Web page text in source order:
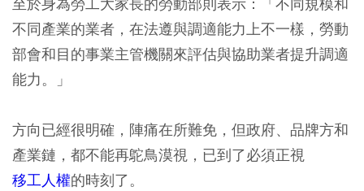
至於身為勞工大家長的勞動部則表示：「不同規模和
不同產業的業者，在法遵與調適能力上不一樣，勞動
部會和目的事業主管機關來評估與協助業者提升調適
能力。」
方向已經很明確，陣痛在所難免，但政府、品牌方和
產業鏈，都不能再鴕鳥漠視，已到了必須正視
移工人權的時刻了。